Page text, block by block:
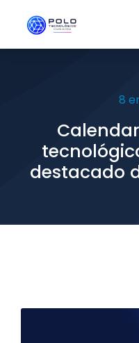
8
destacado